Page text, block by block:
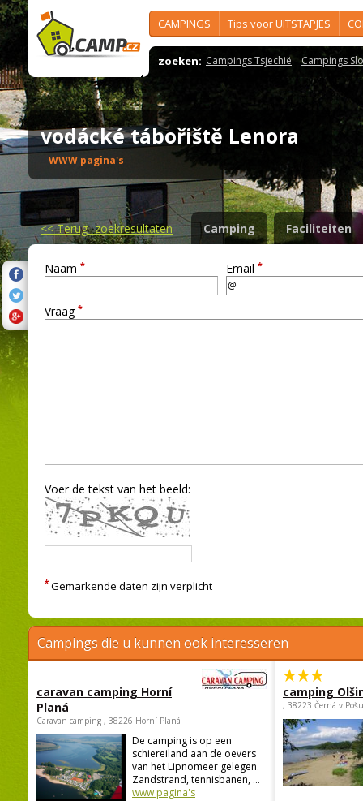
CAMPINGS Tips voor UITSTAPJES
zoeken: Campings Tsjechië Campings
vodácké tábořiště Lenora
WWW pagina's
<<Terug- zoekresultaten Camping Faciliteiten
Naam * Email *
Vraag *
Voer de tekst van het beeld:
* Gemarkende daten zijn verplicht
Campings die u kunnen ook interesseren
caravan camping Horní
Planá
Caravan camping , 38226 Horní Planá
De camping is op een
schiereiland aan de oevers
van het Lipnomeer gelegen.
Zandstrand, tennisbanen, ...
www pagina's
camping
, 38223 Černá v